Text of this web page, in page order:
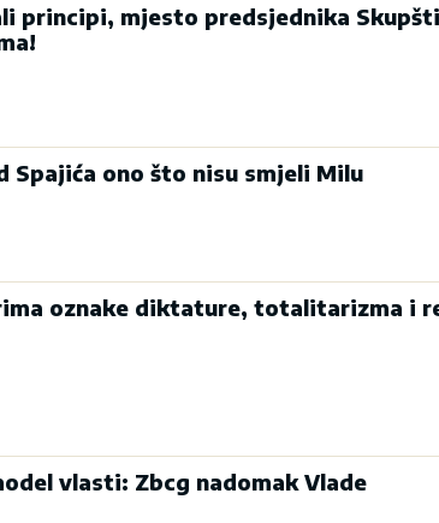
principi, mjesto predsjednika
Spajića ono što nisu smjeli Milu
oznake diktature, totalitarizma i
vlasti: Zbcg nadomak Vlade